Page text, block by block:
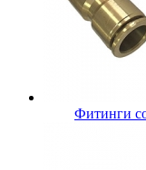
Фитинги